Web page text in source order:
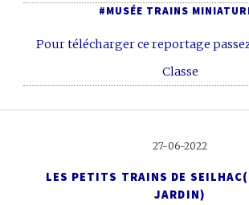
#MUSÉE TRAINS
Pour télécharger ce reportage
Classe
27-06-2022
LES PETITS TRAINS DE SEILHAC
JARDIN)